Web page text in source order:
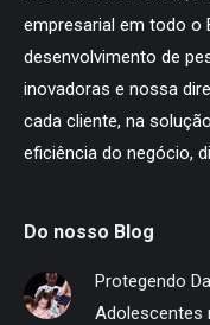
empresarial em todo o
desenvolvimento de
inovadoras e nossa
cada cliente, na
eficiência do negócio,
Do nosso Blog
Protegendo
Adolescentes